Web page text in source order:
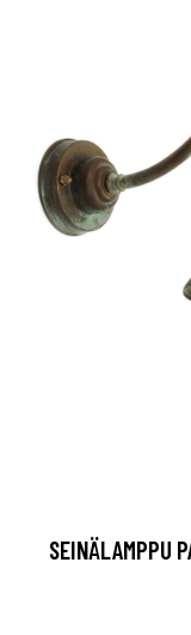
SEINÄLAMPPU